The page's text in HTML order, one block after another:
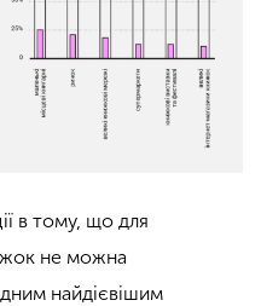
в тому, що для
не можна
найдієвішим